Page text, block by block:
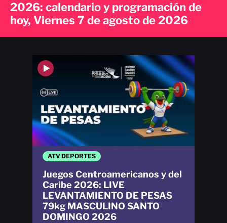
2026: calendario y programación de
hoy, Viernes 7 de agosto de 2026
ATV DEPORTES
Juegos Centroamericanos y del
Caribe 2026: LIVE
LEVANTAMIENTO DE PESAS
79kg MASCULINO SANTO
DOMINGO 2026